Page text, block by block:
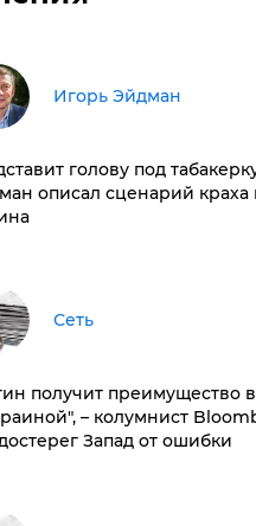
Игорь Эйдман
голову под
описал сценарий краха
Сеть
получит преимущество
– колумнист
Запад от ошибки